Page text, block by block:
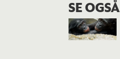
SE OGSÅ